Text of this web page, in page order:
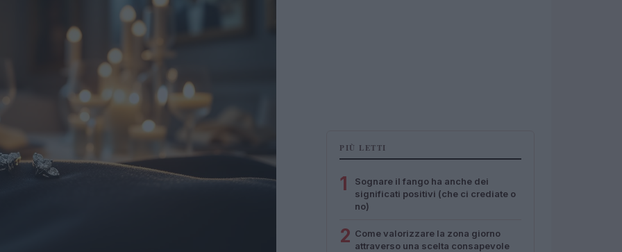
PIÙ LETTI
1
Sognare il fango ha anche dei
significati positivi (che ci crediate o
no)
2 Come valorizzare la zona giorno
attraverso una scelta consapevole